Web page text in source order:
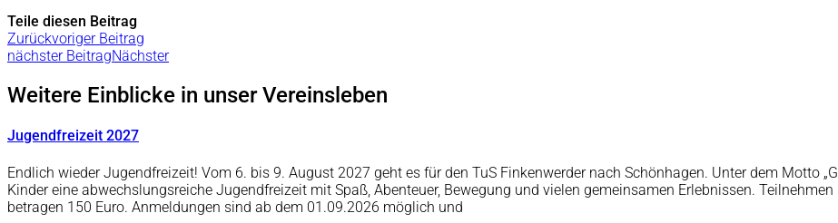
Teile diesen Beitrag
Zurückvoriger Beitrag
nächster BeitragNächster
Weitere Einblicke in unser Vereinsleben
Jugendfreizeit 2027
Endlich wieder Jugendfreizeit! Vom 6. bis 9. August 2027 geht es für den TuS Finkenwerder nach Schönhagen. Unter dem Motto
Kinder eine abwechslungsreiche Jugendfreizeit mit Spaß, Abenteuer, Bewegung und vielen gemeinsamen Erlebnissen.
betragen 150 Euro. Anmeldungen sind ab dem 01.09.2026 möglich und